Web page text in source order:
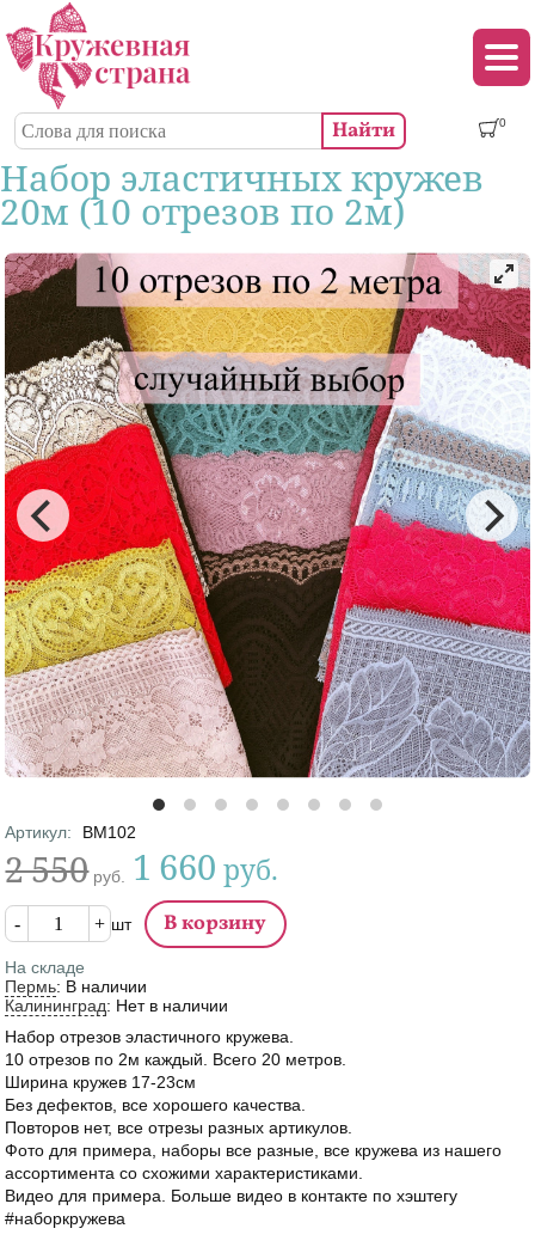
Перейти к основному содержанию
Форма поиска
Поиск 0
Набор эластичных кружев
20м (10 отрезов пo 2м)
Артикул: ВМ102
Цена
2 550 руб. 1 660 руб.
Кол-во шт
На складе
Пермь: В наличии
Калининград: Нет в наличии
Набор отрезов эластичного кружева.
10 отрезов по 2м каждый. Всего 20 метров.
Ширина кружев 17-23см
Без дефектов, все хорошего качества.
Повторов нет, все отрезы разных артикулов.
Фото для примера, наборы все разные, все кружева из нашего
ассортимента со схожими характеристиками.
Видео для примера. Больше видео в контакте по хэштегу
#наборкружева